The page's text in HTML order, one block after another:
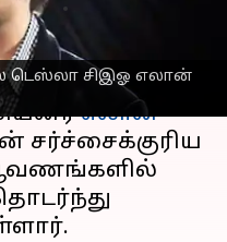
சிஇஓ எலான்
2025
எலான்
சர்ச்சைக்குரிய